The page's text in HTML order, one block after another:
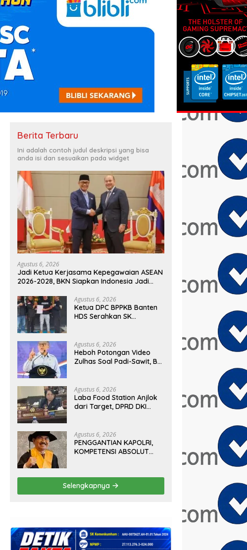
Berita Terbaru
Ini adalah contoh judul deskripsi yang bisa
anda isi dan sesuaikan pada widget
Agustus 6, 2026
Jadi Ketua Kerjasama Kepegawaian ASEAN
2026-2028, BKN Siapkan Indonesia Jadi
Agustus 6, 2026
Ketua DPC BPPKB Banten
HDS Serahkan SK
2026–2031
Agustus 6, 2026
Heboh Potongan Video
Zulhas Soal Padi-Sawit, BM
Disembunyikan
Agustus 6, 2026
Laba Food Station Anjlok
dari Target, DPRD DKI
Agustus 6, 2026
PENGGANTIAN KAPOLRI,
KOMPETENSI ABSOLUT
Selengkapnya